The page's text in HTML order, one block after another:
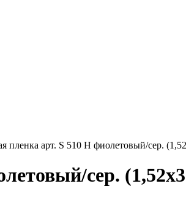
пленка арт. S 510 H фиолетовый/сер.
сер.